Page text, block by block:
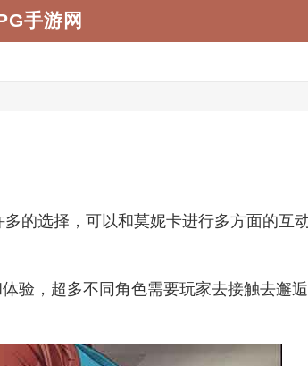
手游网
的选择，可以和莫妮卡进行多方面的互
验，超多不同角色需要玩家去接触去邂